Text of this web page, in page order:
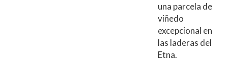
una parcela de
viñedo
excepcional en
las laderas del
Etna.